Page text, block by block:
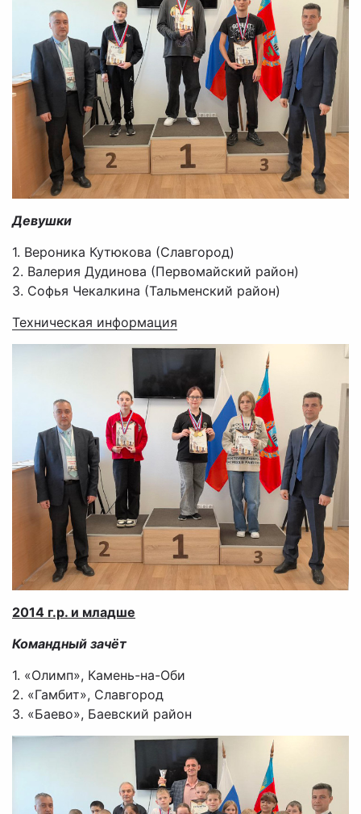
Девушки
1. Вероника Кутюкова (Славгород)
2. Валерия Дудинова (Первомайский район)
3. Софья Чекалкина (Тальменский район)
Техническая информация
2014 г.р. и младше
Командный зачёт
1. «Олимп», Камень-на-Оби
2. «Гамбит», Славгород
3. «Баево», Баевский район